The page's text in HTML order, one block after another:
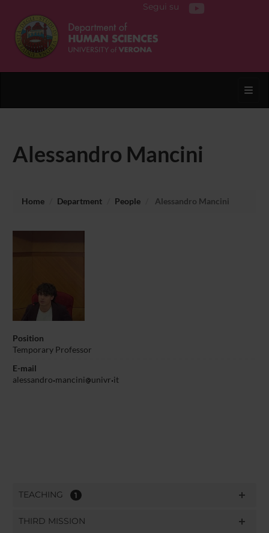
Segui su
Alessandro Mancini
Home Department People Alessandro Mancini
Position
Temporary Professor
E-mail
alessandro mancini univr it
TEACHING 1
THIRD MISSION